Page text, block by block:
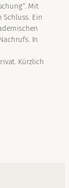
Mit
Ein
In
Kürzlich